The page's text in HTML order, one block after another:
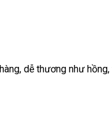
dễ thương như